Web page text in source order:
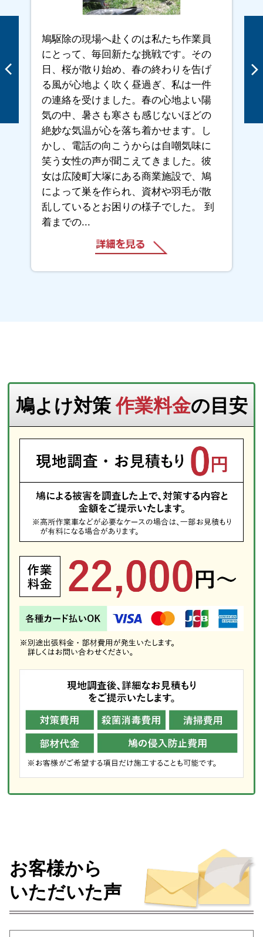
鳩駆除の現場へ赴くのは私たち作業員
にとって、毎回新たな挑戦です。その
日、桜が散り始め、春の終わりを告げ
る風が心地よく吹く昼過ぎ、私は一件
の連絡を受けました。春の心地よい陽
気の中、暑さも寒さも感じないほどの
絶妙な気温が心を落ち着かせます。し
かし、電話の向こうからは自嘲気味に
笑う女性の声が聞こえてきました。彼
女は広陵町大塚にある商業施設で、鳩
によって巣を作られ、資材や羽毛が散
乱しているとお困りの様子でした。 到
着までの...
鳩よけ対策作業料金の目安
お客様から
いただいた声